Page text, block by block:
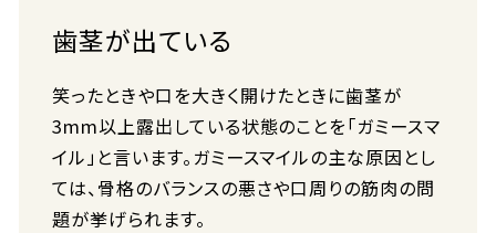
歯茎が出ている
笑ったときや口を大きく開けたときに歯茎が
3mm以上露出している状態のことを「ガミースマ
イル」と言います。ガミースマイルの主な原因とし
ては、骨格のバランスの悪さや口周りの筋肉の問
題が挙げられます。